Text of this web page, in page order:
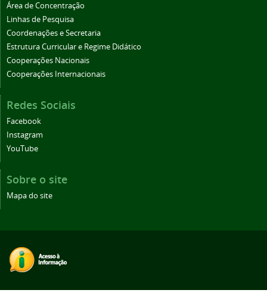
Área de Concentração
Linhas de Pesquisa
Coordenações e Secretaria
Estrutura Curricular e Regime Didático
Cooperações Nacionais
Cooperações Internacionais
Redes Sociais
Facebook
Instagram
YouTube
Sobre o site
Mapa do site